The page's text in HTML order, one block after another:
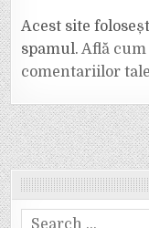
Acest site
spamul.Află cum
comentariilor tale
Search